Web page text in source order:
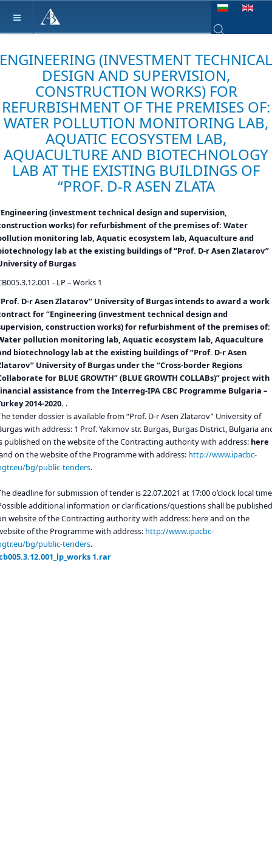
Изберете език
ENGINEERING (INVESTMENT TECHNICAL
DESIGN AND SUPERVISION,
CONSTRUCTION WORKS) FOR
REFURBISHMENT OF THE PREMISES OF:
WATER POLLUTION MONITORING LAB,
AQUATIC ECOSYSTEM LAB,
AQUACULTURE AND BIOTECHNOLOGY
LAB AT THE EXISTING BUILDINGS OF
“PROF. D-R ASEN ZLATA
(investment technical design and supervision,
works) for refurbishment of the premises of: Water
monitoring lab, Aquatic ecosystem lab, Aquaculture and
lab at the existing buildings of “Prof. D-r Asen Zlatarov”
of Burgas
- LP – Works 1
D-r Asen Zlatarov” University of Burgas intends to award a work
for “Engineering (investment technical design and
construction works) for refurbishment of the premises of:
pollution monitoring lab, Aquatic ecosystem lab, Aquaculture
biotechnology lab at the existing buildings of “Prof. D-r Asen
University of Burgas under the “Cross-border Regions
for BLUE GROWTH” (BLUE GROWTH COLLABs)” project with
assistance from the Interreg-IPA CBC Programme Bulgaria –
2014-2020. .
tender dossier is available from “Prof. D-r Asen Zlatarov” University of
with address: 1 Prof. Yakimov str. Burgas, Burgas District, Bulgaria
published on the website of the Contracting authority with address: here
on the website of the Programme with address: http://www.ipacbc-
bg/public-tenders.
deadline for submission of tender is 22.07.2021 at 17:00 o’clock local
additional information or clarifications/questions shall be published
website of the Contracting authority with address: hereand on the
of the Programme with address: http://www.ipacbc-
bg/public-tenders.
1.rar